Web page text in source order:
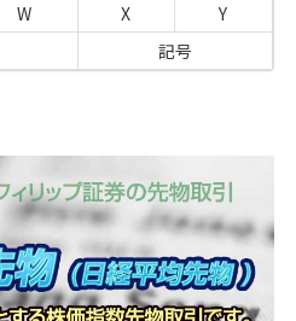
W X
Y
記号